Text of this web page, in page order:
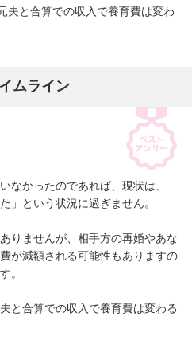
夫と合算での収入で養育費は変わ
ムライン
なかったのであれば、現状は、
」という状況に過ぎません。
りませんが、相手方の再婚やあな
が減額される可能性もありますの
。
と合算での収入で養育費は変わる